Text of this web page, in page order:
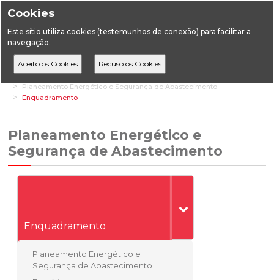
Cookies
Este sítio utiliza cookies (testemunhos de conexão) para facilitar a
navegação.
HomeÁreas Setoriais
Energia
Planeamento Energético e Segurança de Abastecimento
Enquadramento
Planeamento Energético e
Segurança de Abastecimento
Enquadramento
Planeamento Energético e
Segurança de Abastecimento